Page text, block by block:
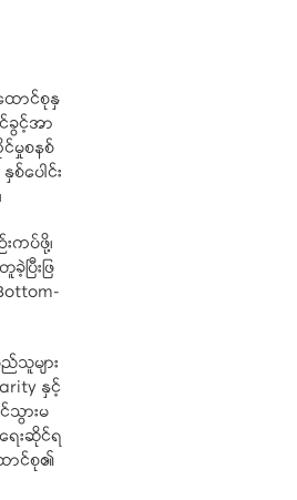
ာင်စုနှ
ခွင့်အာ
မှုစနစ်
ပေါင်း
ကပ်ဖို့၊
ြီးဖြ
သူများ
နှင့်
သွားမ
ေးဆိုင်ရ
ာင်စု၏